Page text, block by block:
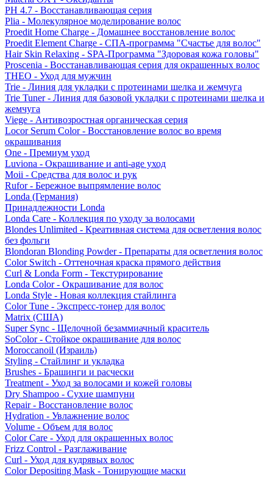
PH 4.7 - Восстанавливающая серия
Plia - Молекулярное моделирование волос
Proedit Home Charge - Домашнее восстановление волос
Proedit Element Charge - СПА-программа "Счастье для волос"
Hair Skin Relaxing - SPA-Программа "Здоровая кожа головы"
Proscenia - Восстанавливающая серия для окрашенных волос
THEO - Уход для мужчин
Trie - Линия для укладки с протеинами шелка и жемчуга
Trie Tuner - Линия для базовой укладки с протеинами шелка и
жемчуга
Viege - Антивозростная органическая серия
Locor Serum Color - Восстановление волос во время
окрашивания
One - Премиум уход
Luviona - Окрашивание и anti-age уход
Moii - Средства для волос и рук
Rufor - Бережное выпрямление волос
Londa (Германия)
Принадлежности Londa
Londa Care - Коллекция по уходу за волосами
Blondes Unlimited - Креативная система для осветления волос
без фольги
Blondoran Blonding Powder - Препараты для осветления волос
Color Switch - Оттеночная краска прямого действия
Curl & Londa Form - Текстурирование
Londa Color - Окрашивание для волос
Londa Style - Новая коллекция стайлинга
Color Tune - Экспресс-тонер для волос
Matrix (США)
Super Sync - Щелочной безаммиачный краситель
SoColor - Стойкое окрашивание для волос
Moroccanoil (Израиль)
Styling - Стайлинг и укладка
Brushes - Брашинги и расчески
Treatment - Уход за волосами и кожей головы
Dry Shampoo - Сухие шампуни
Repair - Восстановление волос
Hydration - Увлажнение волос
Volume - Объем для волос
Color Care - Уход для окрашенных волос
Frizz Control - Разглаживание
Curl - Уход для кудрявых волос
Color Depositing Mask - Тонирующие маски